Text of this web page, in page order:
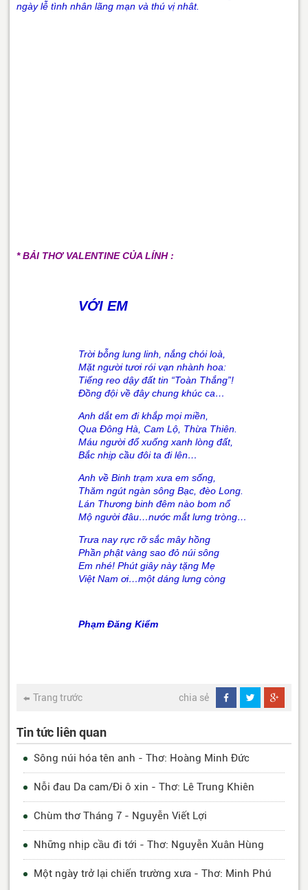
ngày lễ tình nhân lãng mạn và thú vị nhât.
* BẢI THƠ VALENTINE CỦA LÍNH :
VỚI EM
Trời bỗng lung linh, nắng chói loà,
Mặt người tươi rói vạn nhành hoa:
Tiếng reo dậy đất tin “Toàn Thắng”!
Đồng đội về đây chung khúc ca…
Anh dắt em đi khắp mọi miền,
Qua Đông Hà, Cam Lộ, Thừa Thiên.
Máu người đổ xuống xanh lòng đất,
Bắc nhịp cầu đôi ta đi lên…
Anh về Binh trạm xưa em sống,
Thăm ngút ngàn sông Bạc, đèo Long.
Lán Thương binh đêm nào bom nổ
Mộ người đâu…nước mắt lưng tròng…
Trưa nay rực rỡ sắc mây hồng
Phần phật vàng sao đỏ núi sông
Em nhé! Phút giây này tặng Mẹ
Việt Nam ơi…một dáng lưng còng
Phạm Đăng Kiểm
Trang trước chia sẻ
Tin tức liên quan
Sông núi hóa tên anh - Thơ: Hoàng Minh Đức
Nỗi đau Da cam/Đi ô xin - Thơ: Lê Trung Khiên
Chùm thơ Tháng 7 - Nguyễn Viết Lợi
Những nhịp cầu đi tới - Thơ: Nguyễn Xuân Hùng
Một ngày trở lại chiến trường xưa - Thơ: Minh Phú